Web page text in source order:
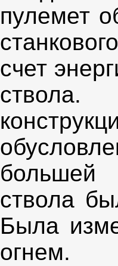
пулемет
счет
большей
ствола
Была
огнем.